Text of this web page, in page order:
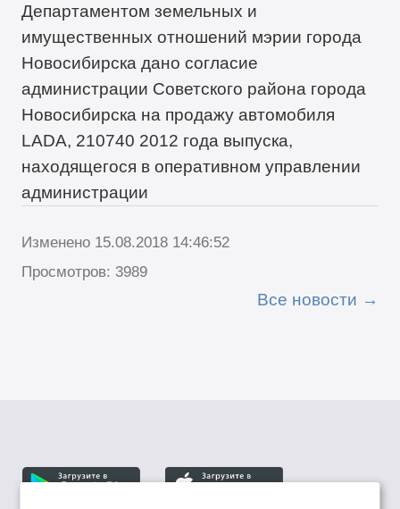
Департаментом земельных и
имущественных отношений мэрии города
Новосибирска дано согласие
администрации Советского района города
Новосибирска на продажу автомобиля
LADA, 210740 2012 года выпуска,
находящегося в оперативном управлении
администрации
Изменено 15.08.2018 14:46:52
Просмотров: 3989
Все новости